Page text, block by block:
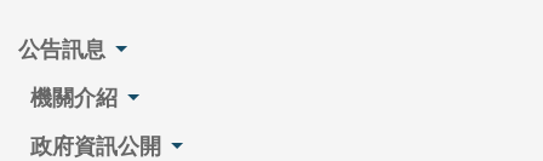
公告訊息
機關介紹
政府資訊公開